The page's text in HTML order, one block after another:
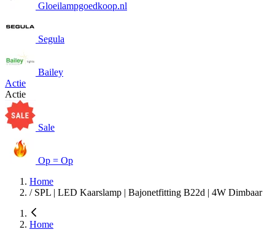
Gloeilampgoedkoop.nl
Segula
Bailey
Actie
Actie
Sale
Op = Op
Home
/ SPL | LED Kaarslamp | Bajonetfitting B22d | 4W Dimbaar
Home